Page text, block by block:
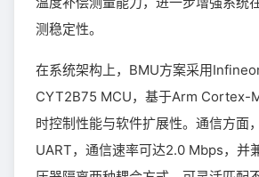
测稳定性。
在系统架构上，BMU方案采用
CYT2B75 MCU，基于Arm Cortex-
时控制性能与软件扩展性。通信方面
UART，通信速率可达2.0 Mbps，并